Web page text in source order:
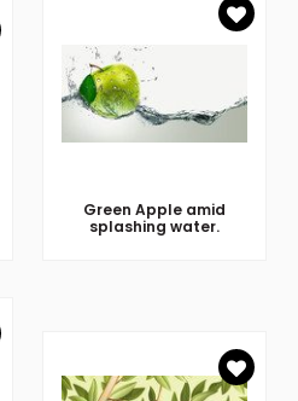
Green Apple amid
splashing water.